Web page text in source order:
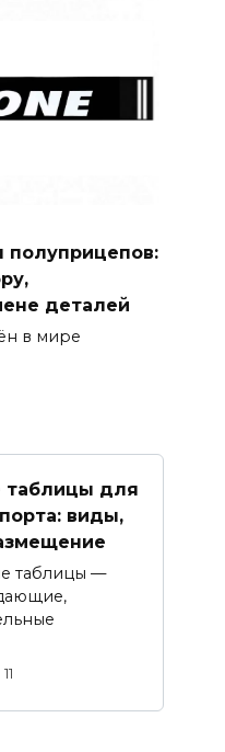
полуприцепов:
деталей
в мире
для
виды,
таблицы —
11